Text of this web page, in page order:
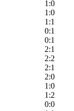
1:0
1:0
1:1
0:1
0:1
2:1
2:2
2:1
2:0
1:0
1:2
0:0